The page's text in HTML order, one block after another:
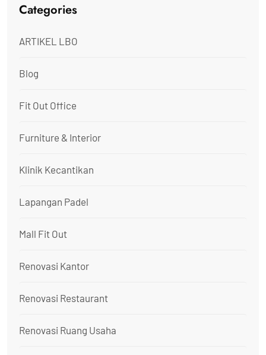
Categories
ARTIKEL LBO
Blog
Fit Out Office
Furniture & Interior
Klinik Kecantikan
Lapangan Padel
Mall Fit Out
Renovasi Kantor
Renovasi Restaurant
Renovasi Ruang Usaha